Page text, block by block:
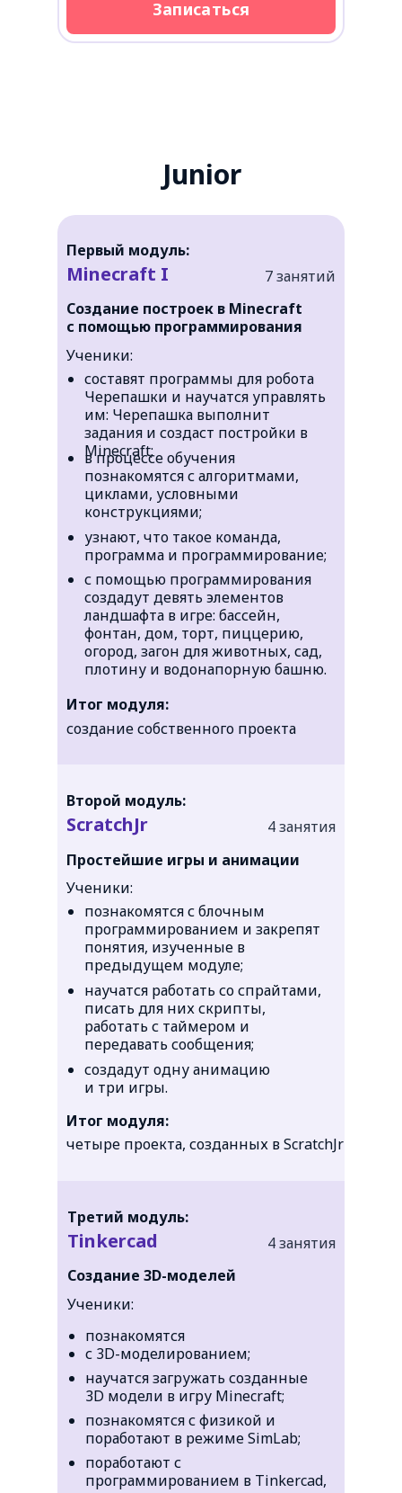
Записаться
Junior
Первый модуль:
Второй модуль:
Третий модуль:
Minecraft I 7 занятий
4 занятия
4 занятия
ScratchJr
Tinkercad
Ученики:
создание собственного проекта
четыре проекта, созданных в ScratchJr
Создание построек в Minecraft
c помощью программирования
Простейшие игры и анимации
Создание 3D-моделей
Итог модуля:
Итог модуля:
составят программы для робота
Черепашки и научатся управлять
им: Черепашка выполнит
задания и создаст постройки в
Minecraft;
в процессе обучения
познакомятся с алгоритмами,
циклами, условными
конструкциями;
узнают, что такое команда,
программа и программирование;
с помощью программирования
создадут девять элементов
ландшафта в игре: бассейн,
фонтан, дом, торт, пиццерию,
огород, загон для животных, сад,
плотину и водонапорную башню.
Ученики:
познакомятся с блочным
программированием и закрепят
понятия, изученные в
предыдущем модуле;
научатся работать со спрайтами,
писать для них скрипты,
работать с таймером и
передавать сообщения;
создадут одну анимацию
и три игры.
Ученики:
познакомятся с 3D-
моделированием;
научатся загружать созданные
3D модели в игру Minecraft;
познакомятся с физикой и
поработают в режиме SimLab;
поработают с
программированием в Tinkercad,
познакомятся
с 3D-моделированием;